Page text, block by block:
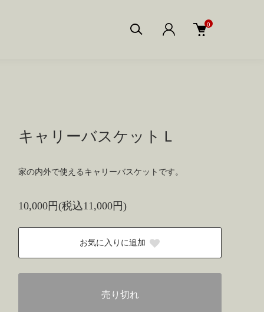
0
キャリーバスケットＬ
家の内外で使えるキャリーバスケットです。
10,000円(税込11,000円)
お気に入りに追加
売り切れ